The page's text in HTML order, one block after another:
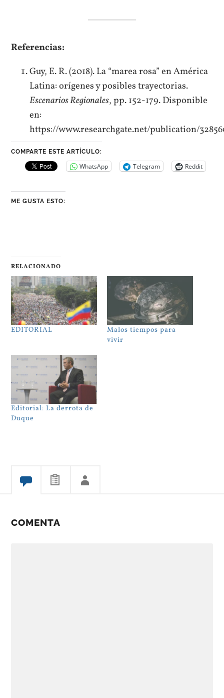
Referencias:
Guy, E. R. (2018). La “marea rosa” en América
Latina: orígenes y posibles trayectorias.
Escenarios Regionales, pp. 152-179. Disponible
en:
https://www.researchgate.net/publication/
COMPARTE ESTE ARTÍCULO:
WhatsApp Telegram Reddit
ME GUSTA ESTO:
RELACIONADO
EDITORIAL
Malos tiempos para
vivir
Editorial: La derrota de
Duque
COMENTA